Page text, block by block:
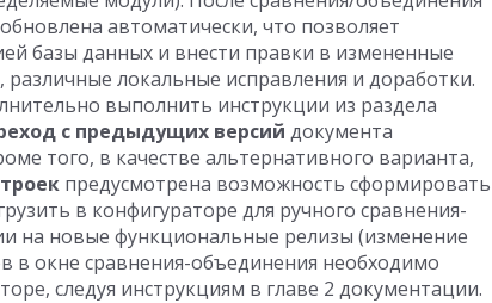
автоматически, что позволяет
базы данных и внести правки в измененные
локальные исправления и доработки.
выполнить инструкции из раздела
с предыдущих версий документа
того, в качестве альтернативного варианта,
предусмотрена возможность сформировать
в конфигураторе для ручного сравнения-
на новые функциональные релизы (изменение
в окне сравнения-объединения необходимо
следуя инструкциям в главе 2 документации.